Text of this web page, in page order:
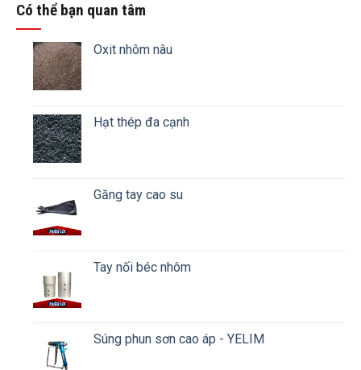
Có thể bạn quan tâm
Oxit nhôm nâu
Hạt thép đa cạnh
Găng tay cao su
Tay nối béc nhôm
Súng phun sơn cao áp - YELIM